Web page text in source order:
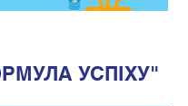
УСПІХУ"